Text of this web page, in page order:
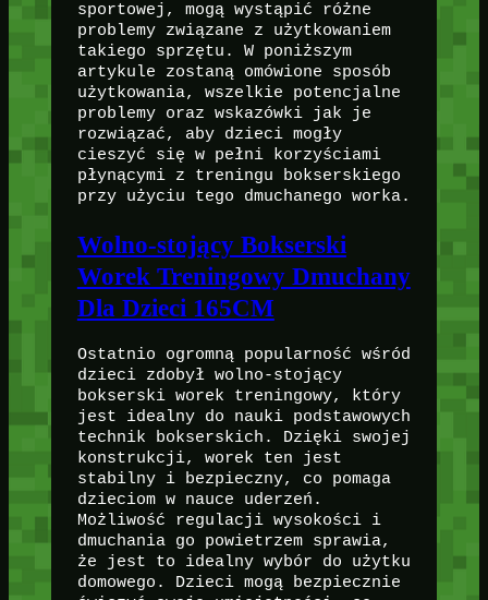
sportowej, mogą wystąpić różne
problemy związane z użytkowaniem
takiego sprzętu. W poniższym
artykule zostaną omówione sposób
użytkowania, wszelkie potencjalne
problemy oraz wskazówki jak je
rozwiązać, aby dzieci mogły
cieszyć się w pełni korzyściami
płynącymi z treningu bokserskiego
przy użyciu tego dmuchanego worka.
Wolno-stojący Bokserski
Worek Treningowy Dmuchany
Dla Dzieci 165CM
Ostatnio ogromną popularność wśród
dzieci zdobył wolno-stojący
bokserski worek treningowy, który
jest idealny do nauki podstawowych
technik bokserskich. Dzięki swojej
konstrukcji, worek ten jest
stabilny i bezpieczny, co pomaga
dzieciom w nauce uderzeń.
Możliwość regulacji wysokości i
dmuchania go powietrzem sprawia,
że jest to idealny wybór do użytku
domowego. Dzieci mogą bezpiecznie